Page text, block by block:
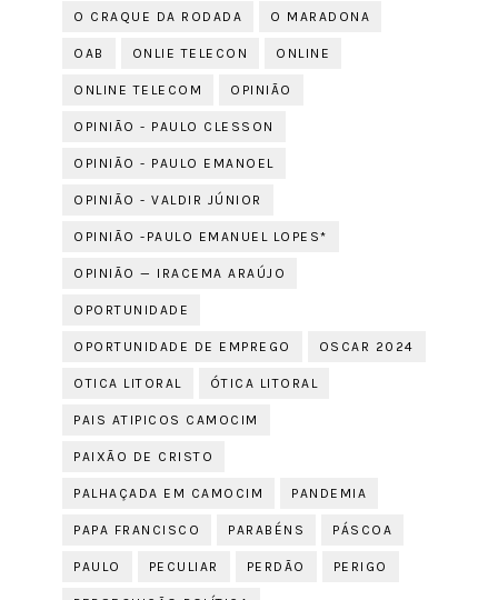
O CRAQUE DA RODADA O MARADONA
OAB ONLIE TELECON ONLINE
ONLINE TELECOM OPINIÃO
OPINIÃO - PAULO CLESSON
OPINIÃO - PAULO EMANOEL
OPINIÃO - VALDIR JÚNIOR
OPINIÃO -PAULO EMANUEL LOPES*
OPINIÃO — IRACEMA ARAÚJO
OPORTUNIDADE
OPORTUNIDADE DE EMPREGO OSCAR 2024
OTICA LITORAL ÓTICA LITORAL
PAIS ATIPICOS CAMOCIM
PAIXÃO DE CRISTO
PALHAÇADA EM CAMOCIM PANDEMIA
PAPA FRANCISCO PARABÉNS PÁSCOA
PAULO PECULIAR PERDÃO PERIGO